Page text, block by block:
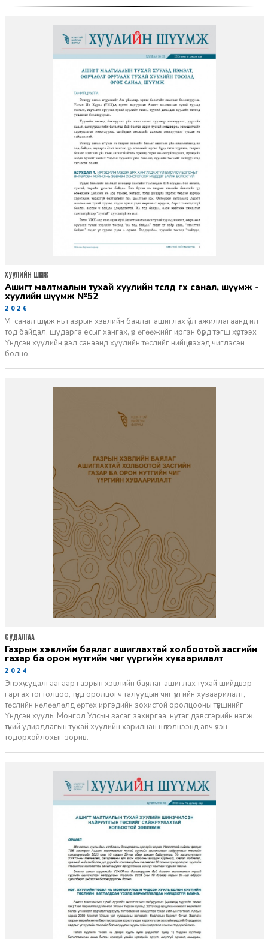
ашигт малтмалын тухай хуулийн төсөлд өгөх санал, шүүмж -
хуулийн шүүмж №52
2026-06-29
Уг санал шүүмж нь газрын хэвлийн баялаг ашиглах үйл ажиллагаанд ил
тод байдал, шударга ёсыг хангах, үр өгөөжийг иргэн бүрд тэгш хүртээх
Үндсэн хуулийн үзэл санаанд хуулийн төслийг нийцүүлэхэд чиглэсэн
болно.
ХУУЛИЙН ШҮҮМЖ
газрын хэвлийн баялаг ашиглахтай холбоотой засгийн
газар ба орон нутгийн чиг үүргийн хуваарилалт
2024-06-17
Энэхүү судалгаагаар газрын хэвлийн баялаг ашиглах тухай шийдвэр
гаргах тогтолцоо, түүнд оролцогч талуудын чиг үүргийн хуваарилалт,
төслийн нөлөөлөлд өртөх иргэдийн зохистой оролцооны түвшнийг
Үндсэн хууль, Монгол Улсын засаг захиргаа, нутаг дэвсгэрийн нэгж,
түүний удирдлагын тухай хуулийн харилцан шүтэлцээнд авч үзэн
тодорхойлохыг зорив.
СУДАЛГАА